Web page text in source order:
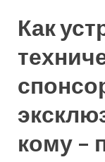
Как
кому –